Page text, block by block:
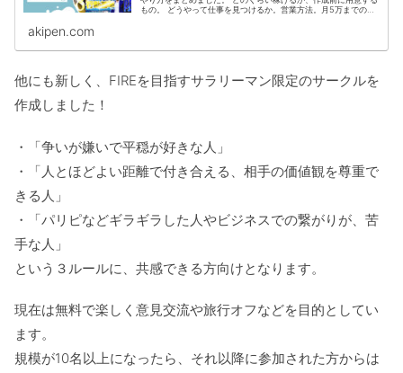
もの。 どうやって仕事を見つけるか。営業方法。月5万までの流
akipen.com
他にも新しく、FIREを目指すサラリーマン限定のサークルを
作成しました！
・「争いが嫌いで平穏が好きな人」
・「人とほどよい距離で付き合える、相手の価値観を尊重で
きる人」
・「パリピなどギラギラした人やビジネスでの繋がりが、苦
手な人」
という３ルールに、共感できる方向けとなります。
現在は無料で楽しく意見交流や旅行オフなどを目的としてい
ます。
規模が10名以上になったら、それ以降に参加された方からは